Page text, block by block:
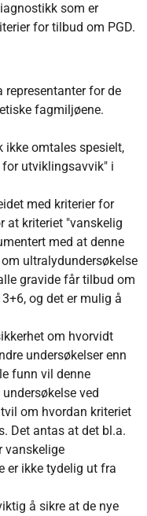
som er
for tilbud om PGD.
for de
fagmiljøene.
ikke omtales spesielt,
utviklingsavvik" i
med kriterier for
at kriteriet "vanskelig
med at denne
ultralydundersøkelse
gravide får tilbud om
og det er mulig å
om hvorvidt
undersøkelser enn
funn vil denne
ved
om hvordan kriteriet
Det antas at det bl.a.
vanskelige
er ikke tydelig ut fra
å sikre at de nye